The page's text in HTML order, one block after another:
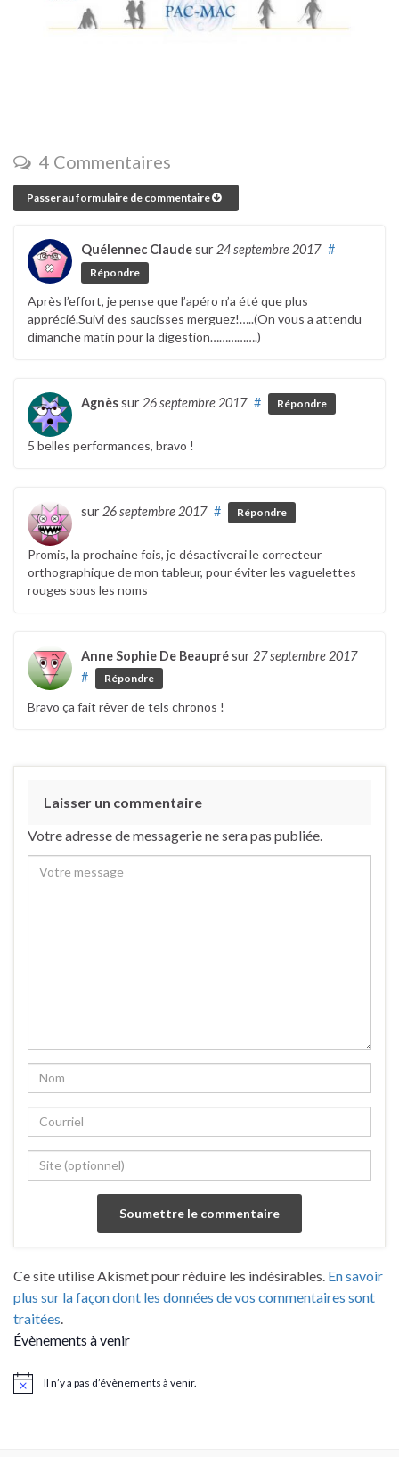
4 Commentaires
Passer au formulaire de commentaire
Quélennec Claudesur 24 septembre 2017 #
Répondre
Après l’effort, je pense que l’apéro n’a été que plus
apprécié.Suivi des saucisses merguez!…..(On vous a attendu
dimanche matin pour la digestion…………….)
Agnèssur 26 septembre 2017 # Répondre
5 belles performances, bravo !
sur 26 septembre 2017 # Répondre
Promis, la prochaine fois, je désactiverai le correcteur
orthographique de mon tableur, pour éviter les vaguelettes
rouges sous les noms
Anne Sophie De Beauprésur 27 septembre 2017
#
Répondre
Bravo ça fait rêver de tels chronos !
Laisser un commentaire
Votre adresse de messagerie ne sera pas publiée.
Ce site utilise Akismet pour réduire les indésirables. En savoir
plus sur la façon dont les données de vos commentaires sont
traitées.
Évènements à venir
NoticeIl n’y a pas d’évènements à venir.